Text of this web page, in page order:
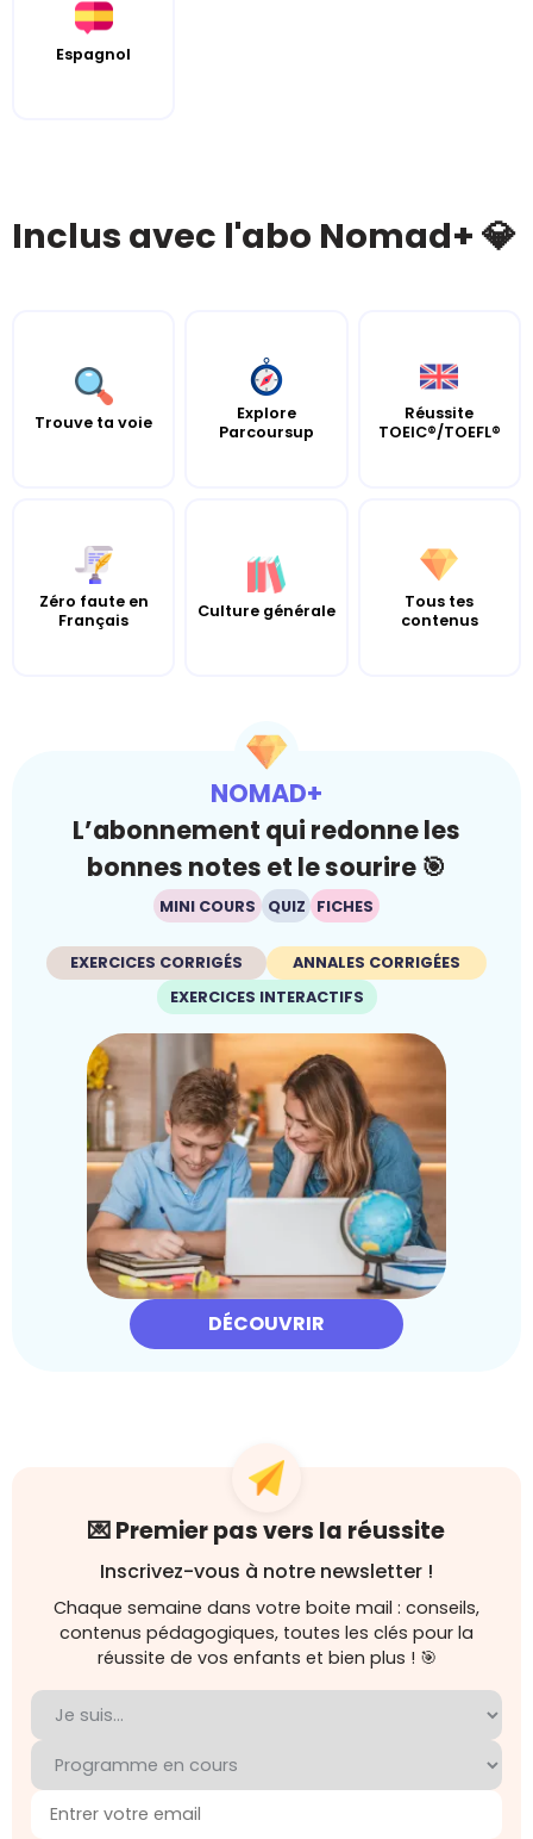
Espagnol
Inclus avec l'abo Nomad+ 💎
Trouve ta voie
Explore
Parcoursup
Réussite
TOEIC®/TOEFL®
Zéro faute en
Français
Culture générale
Tous tes
contenus
NOMAD+
L’abonnement qui redonne les
bonnes notes et le sourire 🎯
MINI COURS QUIZ FICHES
EXERCICES CORRIGÉS
ANNALES CORRIGÉES
EXERCICES INTERACTIFS
DÉCOUVRIR
💌 Premier pas vers la réussite
Inscrivez-vous à notre newsletter !
Chaque semaine dans votre boite mail : conseils,
contenus pédagogiques, toutes les clés pour la
réussite de vos enfants et bien plus ! 🎯